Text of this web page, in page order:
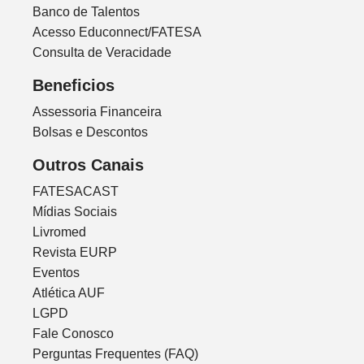
Banco de Talentos
Acesso Educonnect/FATESA
Consulta de Veracidade
Beneficios
Assessoria Financeira
Bolsas e Descontos
Outros Canais
FATESACAST
Mídias Sociais
Livromed
Revista EURP
Eventos
Atlética AUF
LGPD
Fale Conosco
Perguntas Frequentes (FAQ)